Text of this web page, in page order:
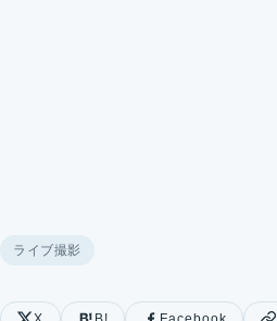
ライブ撮影